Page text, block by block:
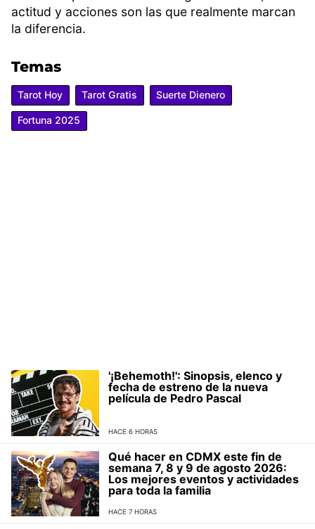
actitud y acciones son las que realmente marcan
la diferencia.
Temas
Tarot Hoy Tarot Gratis Suerte Dienero
Fortuna 2025
'¡Behemoth!': Sinopsis, elenco y
fecha de estreno de la nueva
película de Pedro Pascal
HACE 6 HORAS
Qué hacer en CDMX este fin de
semana 7, 8 y 9 de agosto 2026:
Los mejores eventos y actividades
para toda la familia
HACE 7 HORAS